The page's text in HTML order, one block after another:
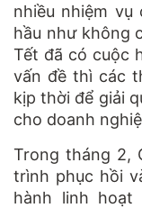
nhiều nhiệm
hầu như không
Tết đã có cuộc
vấn đề thì các
kịp thời để giải
cho doanh
Trong tháng 2,
trình phục hồi
hành linh